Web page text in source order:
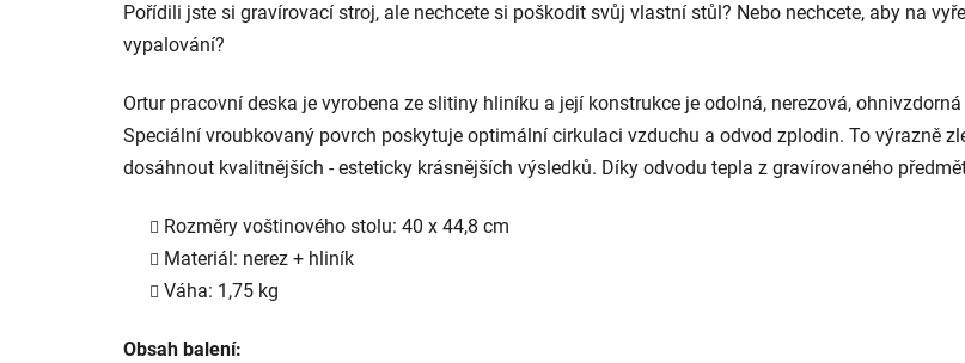
Pořídili jste si gravírovací stroj, ale nechcete si poškodit svůj vlastní stůl? Nebo nechcete, aby na
vypalování?
Ortur pracovní deska je vyrobena ze slitiny hliníku a její konstrukce je odolná, nerezová,
Speciální vroubkovaný povrch poskytuje optimální cirkulaci vzduchu a odvod zplodin. To výrazně
dosáhnout kvalitnějších - esteticky krásnějších výsledků. Díky odvodu tepla z gravírovaného
Rozměry voštinového stolu: 40 x 44,8 cm
Materiál: nerez + hliník
Váha: 1,75 kg
Obsah balení: